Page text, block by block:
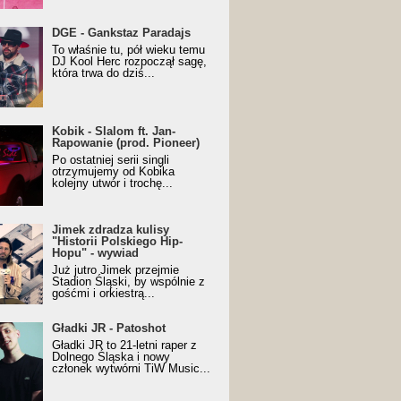
z nagrodą za
Trueschoolowy
Roku (Popkillery 2023)
DGE - Gankstaz Paradajs
To właśnie tu, pół wieku temu
DJ Kool Herc rozpoczął sagę,
która trwa do dziś...
- Slalom ft. Jan-
(prod. Pioneer)
Music Visualiser]
Kobik - Slalom ft. Jan-
Rapowanie (prod. Pioneer)
Po ostatniej serii singli
otrzymujemy od Kobika
kolejny utwór i trochę...
zdradza kulisy "Historii
Hip-Hopu" - wywiad
Jimek zdradza kulisy
"Historii Polskiego Hip-
Hopu" - wywiad
Już jutro Jimek przejmie
Stadion Śląski, by wspólnie z
gośćmi i orkiestrą...
JR - Patoshot
Gładki JR - Patoshot
Gładki JR to 21-letni raper z
Dolnego Śląska i nowy
członek wytwórni TiW Music...